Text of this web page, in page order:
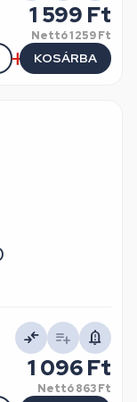
1 599 Ft
Nettó1 259 Ft
KOSÁRBA
1 096 Ft
Nettó863 Ft